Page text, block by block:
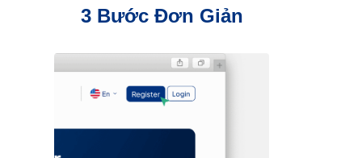
3 Bước Đơn Giản
Đăng Ký